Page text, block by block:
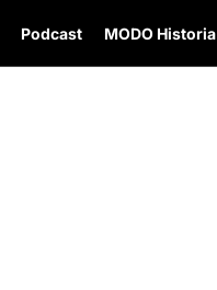
Podcast MODO Historia